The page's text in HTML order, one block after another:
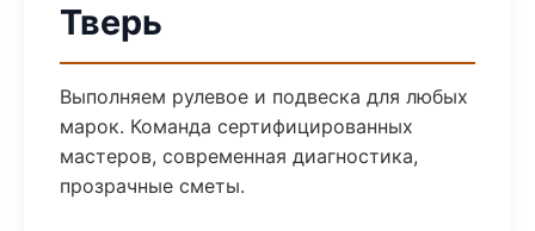
Тверь
Выполняем рулевое и подвеска для любых
марок. Команда сертифицированных
мастеров, современная диагностика,
прозрачные сметы.